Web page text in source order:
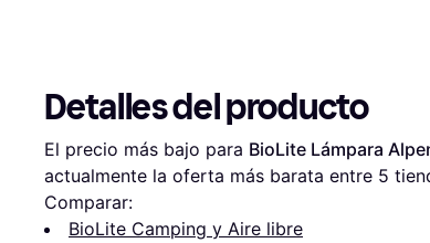
Detalles del producto
El precio más bajo para BioLite Lámpara
actualmente la oferta más barata entre 5
Comparar:
BioLite Camping y Aire libre